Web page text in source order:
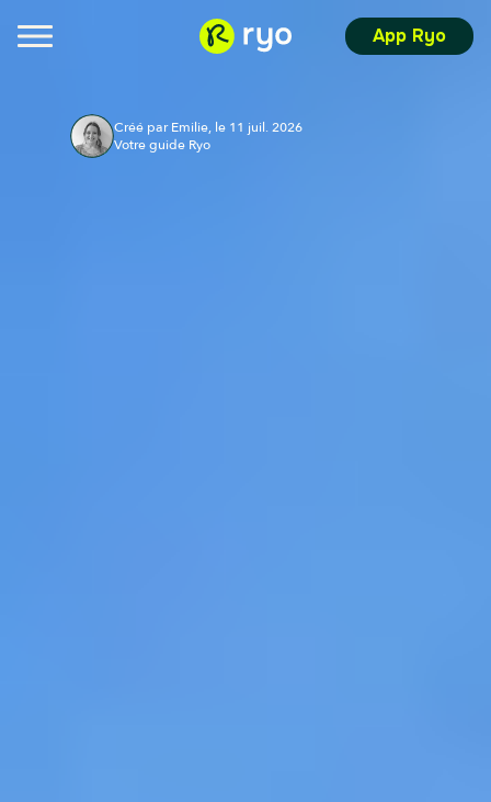
App Ryo
Créé par Emilie, le 11 juil. 2026
Votre guide Ryo